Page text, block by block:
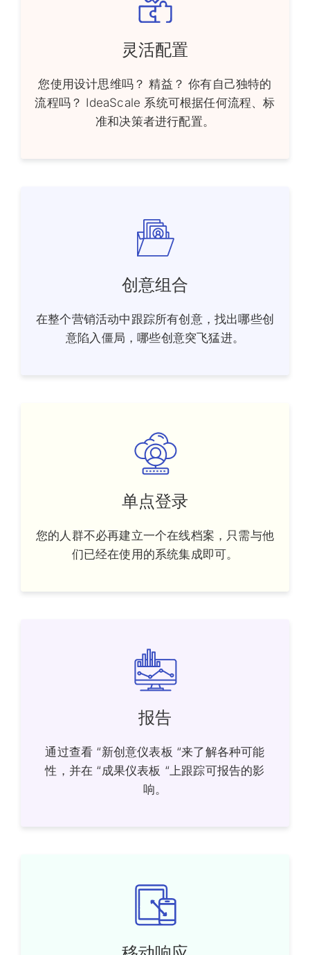
灵活配置
您使用设计思维吗？ 精益？ 你有自己独特的
流程吗？ IdeaScale 系统可根据任何流程、标
准和决策者进行配置。
创意组合
在整个营销活动中跟踪所有创意，找出哪些创
意陷入僵局，哪些创意突飞猛进。
单点登录
您的人群不必再建立一个在线档案，只需与他
们已经在使用的系统集成即可。
报告
通过查看 “新创意仪表板 “来了解各种可能
性，并在 “成果仪表板 “上跟踪可报告的影
响。